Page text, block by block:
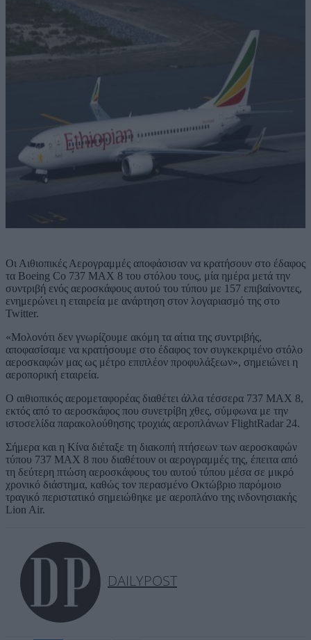
Οι Αιθιοπικές Αερογραμμές αποφάσισαν να κρατήσουν στο έδαφος
τα Boeing Co 737 MAX 8 του στόλου τους, μία ημέρα μετά την
συντριβή ενός αεροσκάφους αυτού του τύπου με 157 επιβαίνοντες,
ενημερώνει η εταιρεία με ανάρτηση στον λογαριασμό της στο
Twitter.
«Μολονότι δεν γνωρίζουμε ακόμη τα αίτια της συντριβής,
αποφασίσαμε να κρατήσουμε στο έδαφος τον συγκεκριμένο στόλο
αεροσκαφών μας ως μέτρο επιπλέον προφυλάξεων», σημειώνει η
αεροπορική εταιρεία.
Ο αιθιοπικός αερομεταφορέας διαθέτει άλλα τέσσερα 737 MAX 8,
εκτός από το αεροσκάφος που συνετρίβη χθες, σύμφωνα με την
ιστοσελίδα παρακολούθησης τροχιάς αεροπλάνων FlightRadar 24.
Σήμερα και η Κίνα διέταξε τη διακοπή πτήσεων των αεροσκαφών
τύπου 737 MAX 8 που διαθέτουν οι αερογραμμές της, έπειτα από
τη δεύτερη πτώση αεροσκάφους του αυτού τύπου μέσα σε μικρό
χρονικό διάστημα, καθώς τον περασμένο Οκτώβριο παρόμοιο
τραγικό περιστατικό σημειώθηκε με αεροπλάνο της ινδονησιακής
Lion Air.
DAILYPOST